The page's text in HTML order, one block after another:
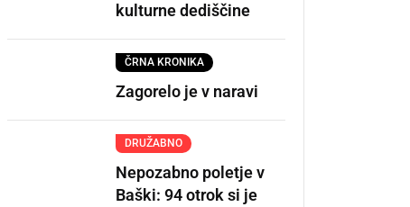
kulturne dediščine
ČRNA KRONIKA
Zagorelo je v naravi
DRUŽABNO
Nepozabno poletje v
Baški: 94 otrok si je